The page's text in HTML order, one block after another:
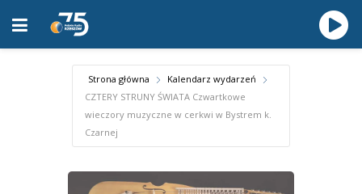
Strona główna
Kalendarz wydarzeń
CZTERY STRUNY ŚWIATA Czwartkowe
wieczory muzyczne w cerkwi w Bystrem k.
Czarnej